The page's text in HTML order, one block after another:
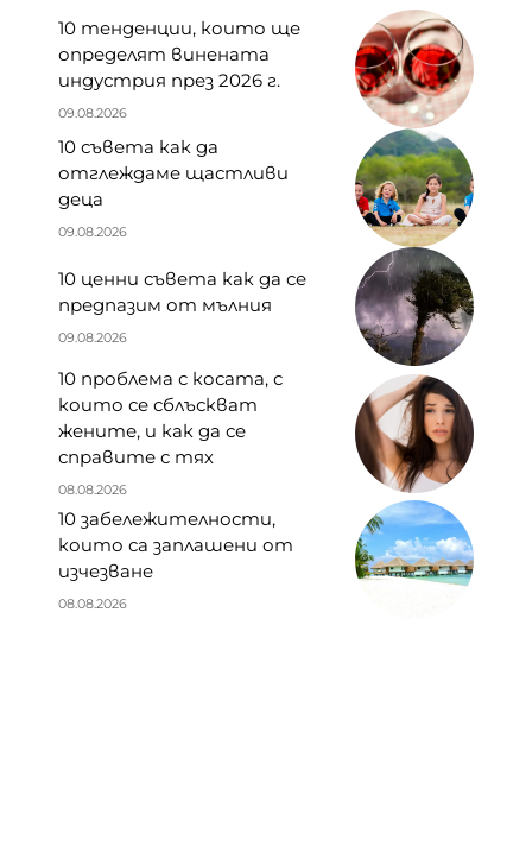
10 тенденции, които ще
определят винената
индустрия през 2026 г.
09.08.2026
10 съвета как да
отглеждаме щастливи
деца
09.08.2026
10 ценни съвета как да се
предпазим от мълния
09.08.2026
10 проблема с косата, с
които се сблъскват
жените, и как да се
справите с тях
08.08.2026
10 забележителности,
които са заплашени от
изчезване
08.08.2026